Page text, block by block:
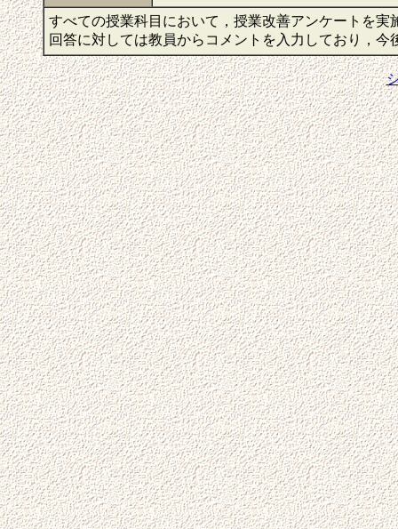
すべての授業科目において，授業改善アンケートを
回答に対しては教員からコメントを入力しており，